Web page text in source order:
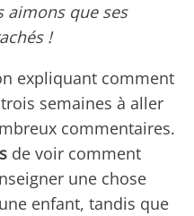
aimons que ses
!
expliquant comment
semaines à aller
commentaires.
de voir comment
une chose
enfant, tandis que